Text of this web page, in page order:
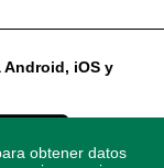
iOS y
obtener datos